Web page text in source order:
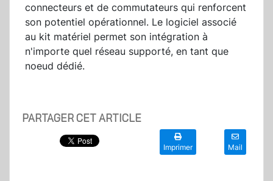
connecteurs et de commutateurs qui renforcent
son potentiel opérationnel. Le logiciel associé
au kit matériel permet son intégration à
n'importe quel réseau supporté, en tant que
noeud dédié.
PARTAGER CET ARTICLE
Imprimer Mail